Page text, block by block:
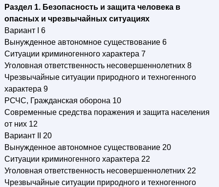
Раздел 1. Безопасность и защита человека в
опасных и чрезвычайных ситуациях
Вариант I 6
Вынужденное автономное существование 6
Ситуации криминогенного характера 7
Уголовная ответственность несовершеннолетних 8
Чрезвычайные ситуации природного и техногенного
характера 9
РСЧС, Гражданская оборона 10
Современные средства поражения и защита населения
от них 12
Вариант II 20
Вынужденное автономное существование 20
Ситуации криминогенного характера 22
Уголовная ответственность несовершеннолетних 22
Чрезвычайные ситуации природного и техногенного